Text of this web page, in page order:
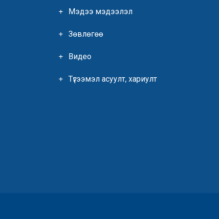
Мэдээ мэдээлэл
Зөвлөгөө
Видео
Түгээмэл асуулт, хариулт